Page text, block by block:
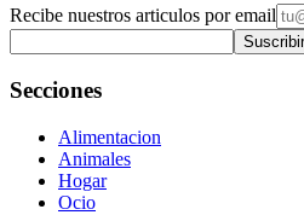
Recibe nuestros articulos por email
Secciones
Alimentacion
Animales
Hogar
Ocio